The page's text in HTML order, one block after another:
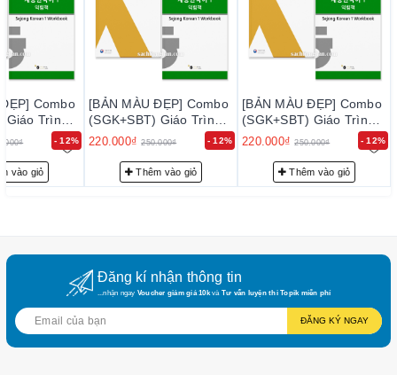
Sejong bao gồm 8 cuốn với trình độ sơ cấp – trung cấp – cao
cấp. Mỗi trình độ tương ứng với 2 cuốn.
Mỗi bài viết bao gồm 2 đoạn hội thoại mở đầu, từ vựng, ngữ
Vì vậy, trong từng bài học, các bạn học viên đều có thể rèn
luyện được cho bản thân cả 4 kỹ năng: nghe, nói, đọc, viết.
Các đoạn hội thoại của giáo trình đều có bản audio đính kèm.
Giáo trình tiếng Hàn Sejong 1 – 세종한국어 1
Giáo trình tiếng Hàn Sejong 5 – 세종한국어 5
Giáo trình tiếng Hàn Sejong 6 – 세종한국어 6
Giáo trình tiếng Hàn Sejong 7 – 세종한국어 7
Giáo trình tiếng Hàn Sejong 8 – 세종한국어 8
- 12%
Combo
Giáo Trình
1 - 세
vào giỏ
- 12%
[BẢN MÀU ĐẸP] Combo
(SGK+SBT) Giáo Trình
Tiếng Hàn Sejong 1 - 세
220.000₫ 250.000₫
Thêm vào giỏ
- 12%
[BẢN MÀU ĐẸP] Combo
(SGK+SBT) Giáo Trình
Tiếng Hàn Sejong 1 - 세
220.000₫ 250.000₫
Thêm vào giỏ
Đăng kí nhận thông tin
...nhận ngay Voucher giảm giá 10kvà Tư vấn luyện thi Topik miễn phí
ĐĂNG KÝ NGAY